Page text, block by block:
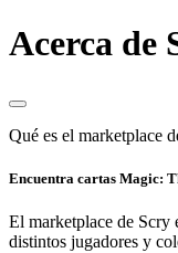
Acerca de
Qué es el marketplace
Encuentra cartas Magic:
El marketplace de Scry
distintos jugadores y